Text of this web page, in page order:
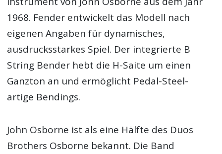
1968. Fender entwickelt das Modell nach
eigenen Angaben für dynamisches,
ausdrucksstarkes Spiel. Der integrierte B
String Bender hebt die H-Saite um einen
Ganzton an und ermöglicht Pedal-Steel-
artige Bendings.
John Osborne ist als eine Hälfte des Duos
Brothers Osborne bekannt. Die Band